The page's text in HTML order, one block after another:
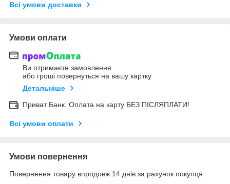
Всі умови доставки
Умови оплати
Ви отримаєте замовлення
або гроші повернуться на вашу картку
Детальніше
Приват Банк. Оплата на карту БЕЗ ПІСЛЯПЛАТИ!
Всі умови оплати
Умови повернення
Повернення товару впродовж 14 днів за рахунок покупця